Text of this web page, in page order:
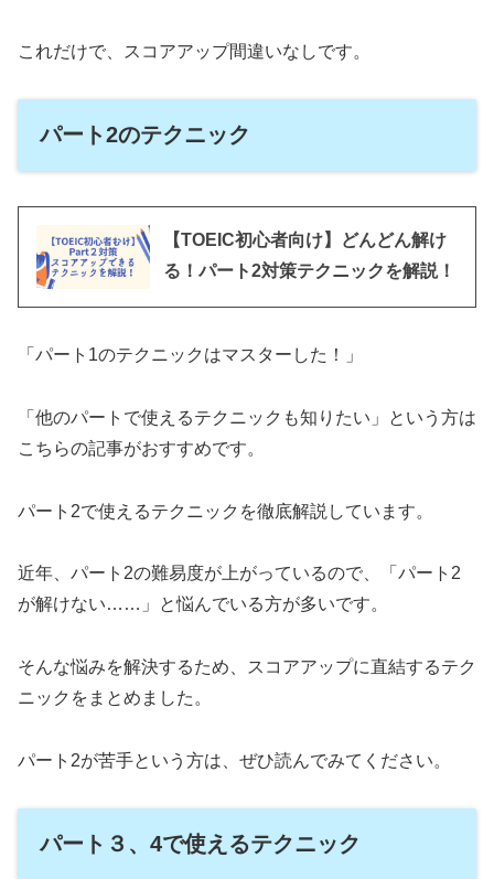
これだけで、スコアアップ間違いなしです。
パート2のテクニック
【TOEIC初心者向け】どんどん解け
る！パート2対策テクニックを解説！
「パート1のテクニックはマスターした！」
「他のパートで使えるテクニックも知りたい」という方は
こちらの記事がおすすめです。
パート2で使えるテクニックを徹底解説しています。
近年、パート2の難易度が上がっているので、「パート2
が解けない……」と悩んでいる方が多いです。
そんな悩みを解決するため、スコアアップに直結するテク
ニックをまとめました。
パート2が苦手という方は、ぜひ読んでみてください。
パート３、4で使えるテクニック